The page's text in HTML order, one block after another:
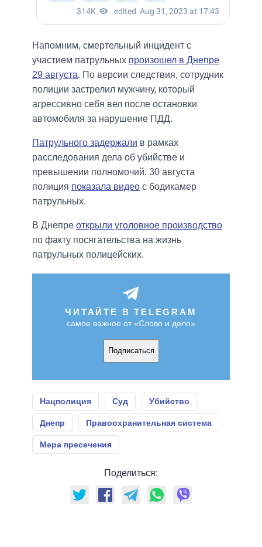
Напомним, смертельный инцидент с
участием патрульных произошел в Днепре
29 августа. По версии следствия, сотрудник
полиции застрелил мужчину, который
агрессивно себя вел после остановки
автомобиля за нарушение ПДД.
Патрульного задержали в рамках
расследования дела об убийстве и
превышении полномочий. 30 августа
полиция показала видео с бодикамер
патрульных.
В Днепре открыли уголовное производство
по факту посягательства на жизнь
патрульных полицейских.
ЧИТАЙТЕ В TELEGRAM
самое важное от «Слово и дело»
Подписаться
Нацполиция Суд Убийство
Днепр Правоохранительная система
Мера пресечения
Поделиться: